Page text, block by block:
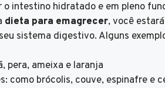
intestino hidratado e em pleno
dieta para emagrecer, você
sistema digestivo. Alguns
pera, ameixa e laranja
como brócolis, couve, espinafre e